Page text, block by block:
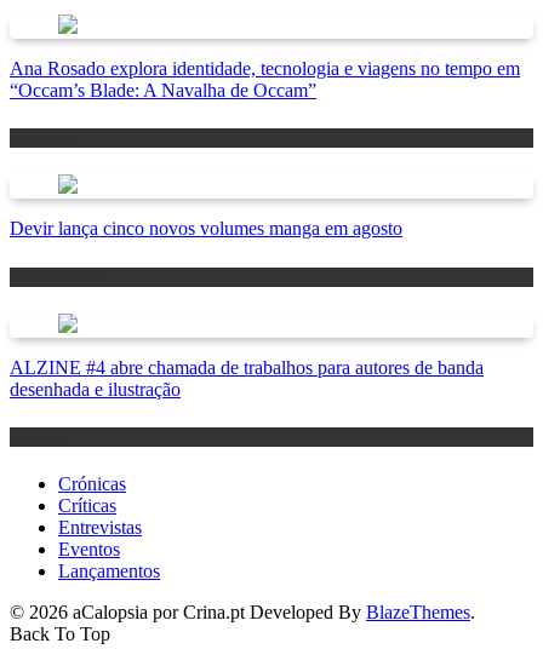
Ana Rosado explora identidade, tecnologia e viagens no tempo em
“Occam’s Blade: A Navalha de Occam”
Devir lança cinco novos volumes manga em agosto
ALZINE #4 abre chamada de trabalhos para autores de banda
desenhada e ilustração
Crónicas
Críticas
Entrevistas
Eventos
Lançamentos
© 2026 aCalopsia por Crina.pt Developed By BlazeThemes.
Back To Top